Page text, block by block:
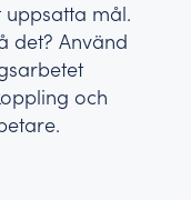
uppsatta mål.
det? Använd
och